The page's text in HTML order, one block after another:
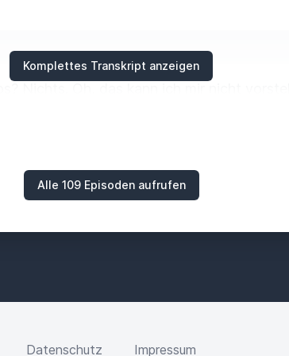
Komplettes Transkript anzeigen
zwei Tage mit den Kindern zu Hause im
und fast alles. Gut.
Alle 109 Episoden aufrufen
Datenschutz Impressum